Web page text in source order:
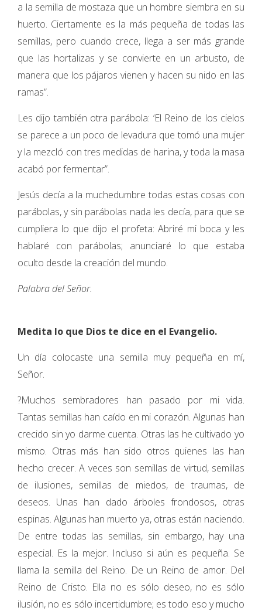
a la semilla de mostaza que un hombre siembra en su
huerto. Ciertamente es la más pequeña de todas las
semillas, pero cuando crece, llega a ser más grande
que las hortalizas y se convierte en un arbusto, de
manera que los pájaros vienen y hacen su nido en las
ramas”.
Les dijo también otra parábola: ‘El Reino de los cielos
se parece a un poco de levadura que tomó una mujer
y la mezcló con tres medidas de harina, y toda la masa
acabó por fermentar”.
Jesús decía a la muchedumbre todas estas cosas con
parábolas, y sin parábolas nada les decía, para que se
cumpliera lo que dijo el profeta: Abriré mi boca y les
hablaré con parábolas; anunciaré lo que estaba
oculto desde la creación del mundo.
Palabra del Señor.
Medita lo que Dios te dice en el Evangelio.
Un día colocaste una semilla muy pequeña en mí,
Señor.
?Muchos sembradores han pasado por mi vida.
Tantas semillas han caído en mi corazón. Algunas han
crecido sin yo darme cuenta. Otras las he cultivado yo
mismo. Otras más han sido otros quienes las han
hecho crecer. A veces son semillas de virtud, semillas
de ilusiones, semillas de miedos, de traumas, de
deseos. Unas han dado árboles frondosos, otras
espinas. Algunas han muerto ya, otras están naciendo.
De entre todas las semillas, sin embargo, hay una
especial. Es la mejor. Incluso si aún es pequeña. Se
llama la semilla del Reino. De un Reino de amor. Del
Reino de Cristo. Ella no es sólo deseo, no es sólo
ilusión, no es sólo incertidumbre; es todo eso y mucho